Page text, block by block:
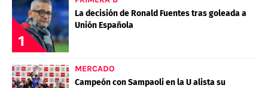
1
La decisión de Ronald Fuentes tras goleada a
Unión Española
MERCADO
Campeón con Sampaoli en la U alista su